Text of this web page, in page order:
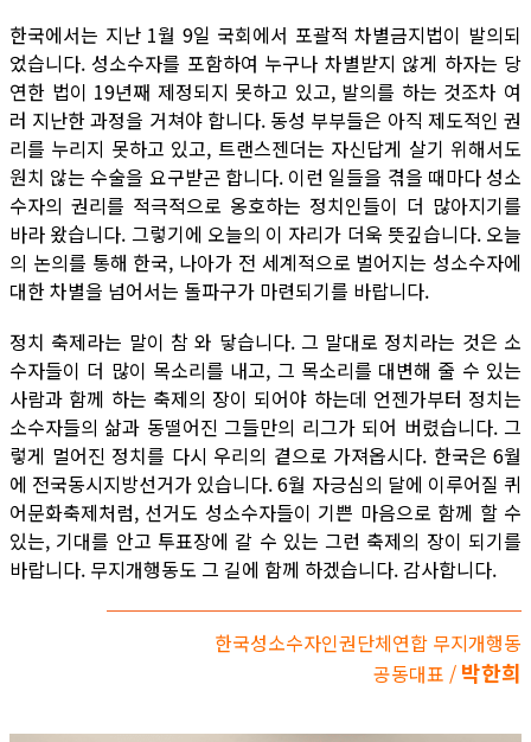
한국에서는 지난 1월 9일 국회에서 포괄적 차별금지법이 발의되
었습니다. 성소수자를 포함하여 누구나 차별받지 않게 하자는 당
연한 법이 19년째 제정되지 못하고 있고, 발의를 하는 것조차 여
러 지난한 과정을 거쳐야 합니다. 동성 부부들은 아직 제도적인 권
리를 누리지 못하고 있고, 트랜스젠더는 자신답게 살기 위해서도
원치 않는 수술을 요구받곤 합니다. 이런 일들을 겪을 때마다 성소
수자의 권리를 적극적으로 옹호하는 정치인들이 더 많아지기를
바라 왔습니다. 그렇기에 오늘의 이 자리가 더욱 뜻깊습니다. 오늘
의 논의를 통해 한국, 나아가 전 세계적으로 벌어지는 성소수자에
대한 차별을 넘어서는 돌파구가 마련되기를 바랍니다.
정치 축제라는 말이 참 와 닿습니다. 그 말대로 정치라는 것은 소
수자들이 더 많이 목소리를 내고, 그 목소리를 대변해 줄 수 있는
사람과 함께 하는 축제의 장이 되어야 하는데 언젠가부터 정치는
소수자들의 삶과 동떨어진 그들만의 리그가 되어 버렸습니다. 그
렇게 멀어진 정치를 다시 우리의 곁으로 가져옵시다. 한국은 6월
에 전국동시지방선거가 있습니다. 6월 자긍심의 달에 이루어질 퀴
어문화축제처럼, 선거도 성소수자들이 기쁜 마음으로 함께 할 수
있는, 기대를 안고 투표장에 갈 수 있는 그런 축제의 장이 되기를
바랍니다. 무지개행동도 그 길에 함께 하겠습니다. 감사합니다.
한국성소수자인권단체연합 무지개행동
공동대표 / 박한희